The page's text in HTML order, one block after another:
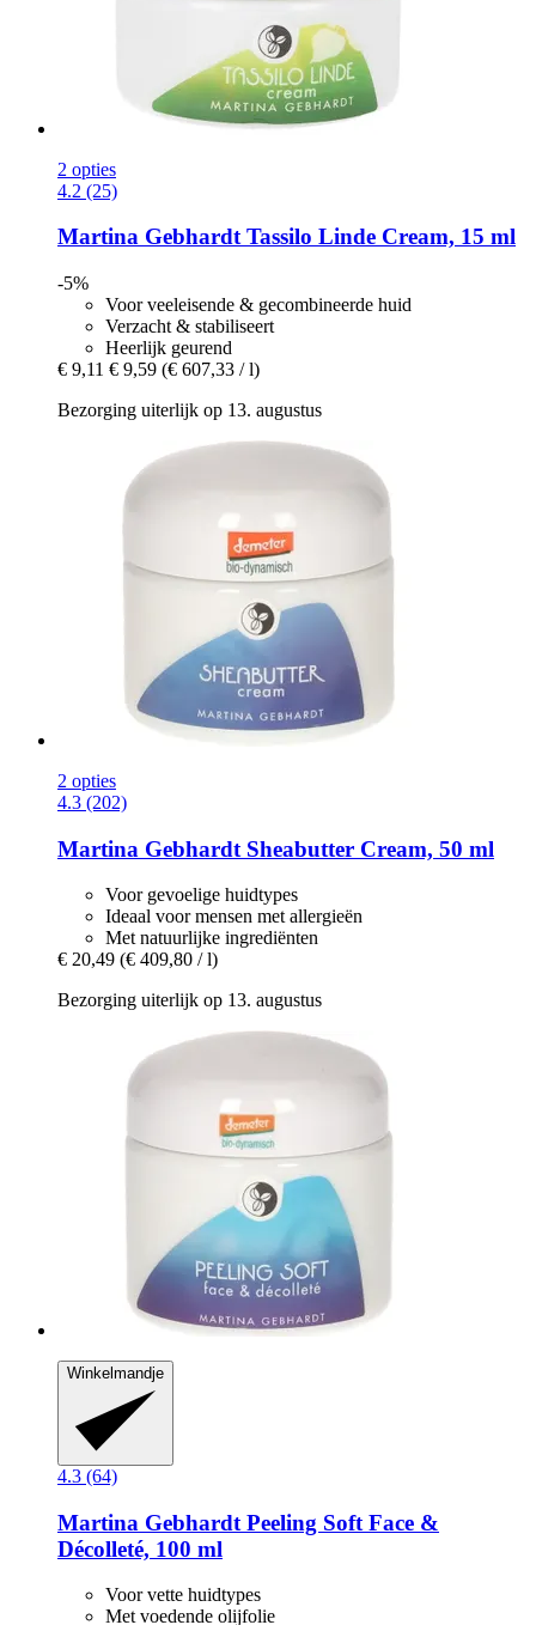
2 opties
4.2 (25)
Martina GebhardtTassilo Linde Cream, 15 ml
-5%
Voor veeleisende & gecombineerde huid
Verzacht & stabiliseert
Heerlijk geurend
€ 9,11 € 9,59 (€ 607,33 / l)
Bezorging uiterlijk op 13. augustus
2 opties
4.3 (202)
Martina Gebhardt Sheabutter Cream, 50 ml
Voor gevoelige huidtypes
Ideaal voor mensen met allergieën
Met natuurlijke ingrediënten
€ 20,49 (€ 409,80 / l)
Bezorging uiterlijk op 13. augustus
Winkelmandje
4.3 (64)
Martina Gebhardt Peeling Soft Face &
Décolleté, 100 ml
Voor vette huidtypes
Met voedende olijfolie